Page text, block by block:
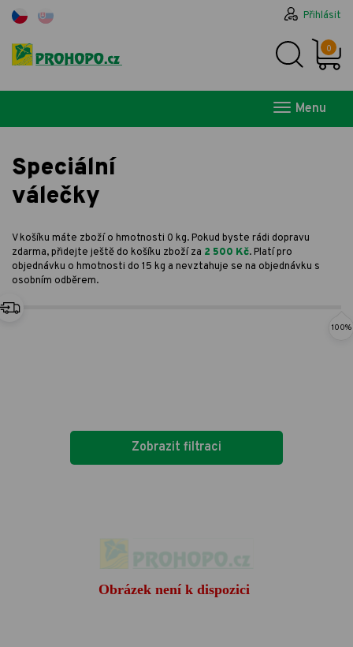
Přihlásit
0
Menu
Speciální
válečky
V košíku máte zboží o hmotnosti 0 kg. Pokud byste rádi dopravu
zdarma, přidejte ještě do košíku zboží za 2 500 Kč. Platí pro
objednávku o hmotnosti do 15 kg a nevztahuje se na objednávku s
osobním odběrem.
100%
Zobrazit filtraci